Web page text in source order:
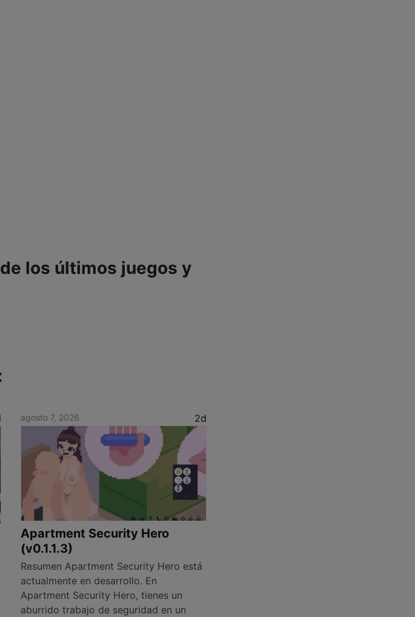
los últimos juegos y
agosto 7, 2026 2d
Apartment Security Hero
(v0.1.1.3)
Resumen Apartment Security Hero está
actualmente en desarrollo. En
Apartment Security Hero, tienes un
aburrido trabajo de seguridad en un